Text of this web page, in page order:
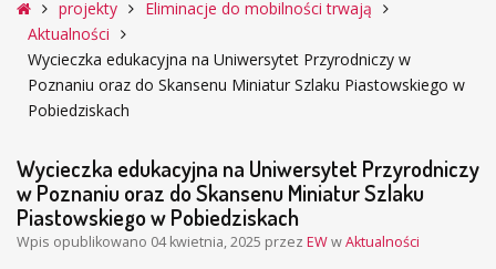
Miniatur
Szlaku
Piastowskiego
Pobiedziskach
Głównaprojekty
Eliminacje do mobilności trwają
Aktualności
Wycieczka edukacyjna na Uniwersytet Przyrodniczy w
Poznaniu oraz do Skansenu Miniatur Szlaku Piastowskiego w
Pobiedziskach
Wycieczka edukacyjna na Uniwersytet Przyrodniczy
w Poznaniu oraz do Skansenu Miniatur Szlaku
Piastowskiego w Pobiedziskach
Wpis opublikowano 04 kwietnia, 2025 przez EWwAktualności